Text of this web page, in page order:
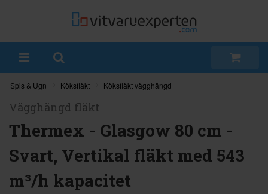
Spis & Ugn Köksfläkt Köksfläkt vägghängd
Vägghängd fläkt
Thermex - Glasgow 80 cm -
Svart, Vertikal fläkt med 543
m³/h kapacitet